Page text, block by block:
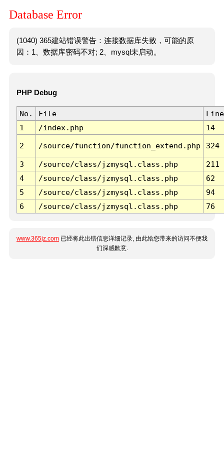
Database Error
(1040) 365建站错误警告：连接数据库失败，可能的原
因：1、数据库密码不对; 2、mysql未启动。
PHP Debug
No. File
Line
1
/index.php 14
2 /source/function/function_extend.php 324
3 /source/class/jzmysql.class.php
211
4
/source/class/jzmysql.class.php
62
5
/source/class/jzmysql.class.php
94
6
/source/class/jzmysql.class.php 76
www.365jz.com 已经将此出错信息详细记录, 由此给您带来的访问不便我
们深感歉意.